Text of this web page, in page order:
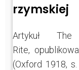
rzymskiej
Artykuł
Rite,
(Oxford 1918,